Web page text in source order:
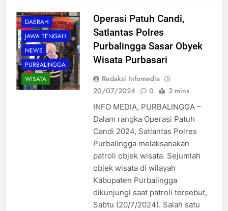
DAERAH
JAWA TENGAH
NEWS
PURBALINGGA
WISATA
Operasi Patuh Candi,
Satlantas Polres
Purbalingga Sasar Obyek
Wisata Purbasari
Redaksi Infomedia
20/07/2024
0 2 mins
INFO MEDIA, PURBALINGGA –
Dalam rangka Operasi Patuh
Candi 2024, Satlantas Polres
Purbalingga melaksanakan
patroli objek wisata. Sejumlah
objek wisata di wilayah
Kabupaten Purbalingga
dikunjungi saat patroli tersebut,
Sabtu (20/7/2024). Salah satu